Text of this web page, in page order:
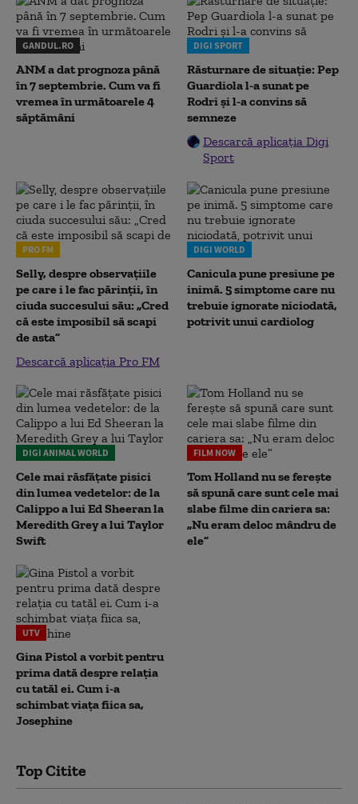
GANDUL.RO
ANM a dat prognoza până
în 7 septembrie. Cum va fi
vremea în următoarele 4
săptămâni
DIGI SPORT
Răsturnare de situație: Pep
Guardiola l-a sunat pe
Rodri și l-a convins să
semneze
Descarcă aplicația Digi
Sport
PRO FM
Selly, despre observațiile
pe care i le fac părinții, în
ciuda succesului său: „Cred
că este imposibil să scapi
de asta”
Descarcă aplicația Pro FM
DIGI WORLD
Canicula pune presiune pe
inimă. 5 simptome care nu
trebuie ignorate niciodată,
potrivit unui cardiolog
DIGI ANIMAL WORLD
Cele mai răsfățate pisici
din lumea vedetelor: de la
Calippo a lui Ed Sheeran la
Meredith Grey a lui Taylor
Swift
FILM NOW
Tom Holland nu se ferește
să spună care sunt cele mai
slabe filme din cariera sa:
„Nu eram deloc mândru de
ele”
UTV
Gina Pistol a vorbit pentru
prima dată despre relația
cu tatăl ei. Cum i-a
schimbat viața fiica sa,
Josephine
Top Citite